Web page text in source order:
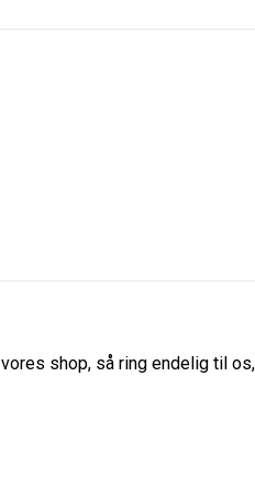
shop, så ring endelig til